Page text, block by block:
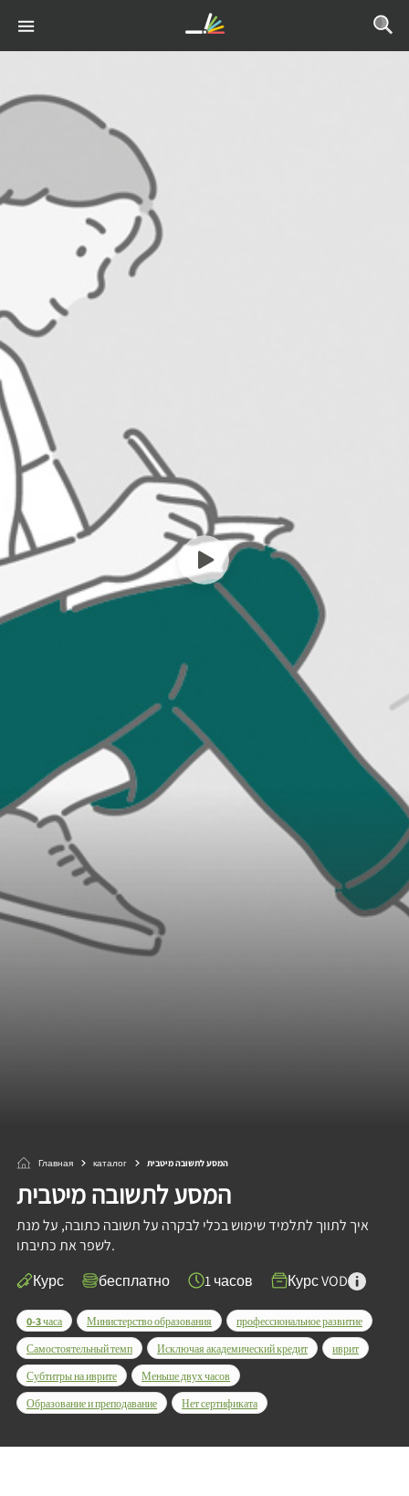
Главная каталог המסע לתשובה מיטבית
המסע לתשובה מיטבית
איך לתווך לתלמיד שימוש בכלי לבקרה על תשובה כתובה, על מנת
לשפר את כתיבתו.
Курс
бесплатно 1 часов Курс VOD
0-3 часа Министерство образования
профессиональное развитие
Самостоятельный темп
Исключая академический кредит
иврит
Субтитры на иврите
Меньше двух часов
Образование и преподавание
Нет сертификата